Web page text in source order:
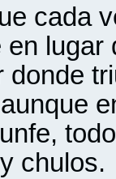
cada
en
donde
chulos.